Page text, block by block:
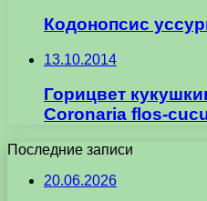
Кодонопсис
13.10.2014
Горицвет
Coronaria flos-
Последние записи
20.06.2026